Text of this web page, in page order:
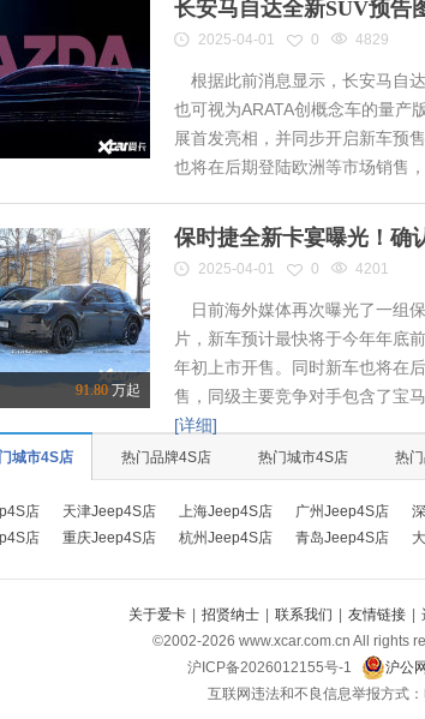
长安马自达全新SUV预告
2025-04-01 0 4829
根据此前消息显示，长安马自
也可视为ARATA创概念车的量产
展首发亮相，并同步开启新车预
也将在后期登陆欧洲等市场销售
91.80万起
保时捷全新卡宴曝光！确
2025-04-01 0 4201
日前海外媒体再次曝光了一组
片，新车预计最快将于今年年底
年初上市开售。同时新车也将在
售，同级主要竞争对手包含了宝
[详细]
城市4S店 热门品牌4S店 热门城市4S店 热
店 天津Jeep4S店 上海Jeep4S店 广州Jeep4S店
店
重庆Jeep4S店 杭州Jeep4S店 青岛Jeep4S店
关于爱卡 | 招贤纳士 | 联系我们 | 友情链接 |
©2002-2026 www.xcar.com.cn All rights
沪ICP备2026012155号-1
沪公
互联网违法和不良信息举报方式